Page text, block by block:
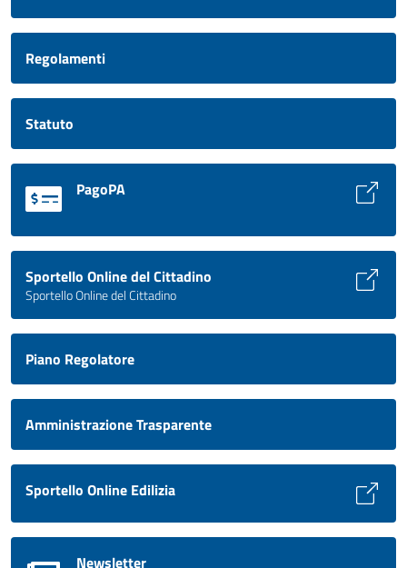
Regolamenti
Statuto
PagoPA
Sportello Online del Cittadino
Sportello Online del Cittadino
Piano Regolatore
Amministrazione Trasparente
Sportello Online Edilizia
Newsletter